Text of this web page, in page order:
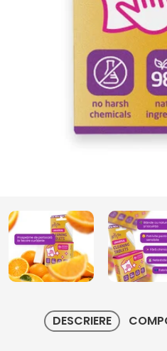
DESCRIERE